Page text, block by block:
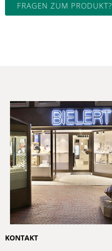
FRAGEN ZUM PRODUKT?
KONTAKT